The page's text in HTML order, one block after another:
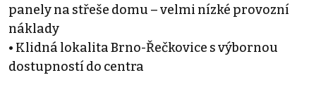
panely na střeše domu – velmi nízké provozní
náklady
• Klidná lokalita Brno-Řečkovice s výbornou
dostupností do centra